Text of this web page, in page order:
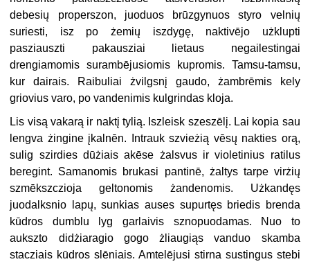
debesių properszon, juoduos brūzgynuos styro velnių
suriesti, isz po żemių iszdygę, naktivējo użklupti
pasziauszti pakausziai lietaus negailestingai
drengiamomis surambējusiomis kupromis. Tamsu-tamsu,
kur dairais. Raibuliai żvilgsnį gaudo, żambrēmis kely
griovius varo, po vandenimis kulgrindas kloja.
Lis visą vakarą ir naktį tylią. Iszleisk szeszēlį. Lai kopia sau
lengva żingine įkalnēn. Intrauk szvieżią vēsų nakties orą,
sulig szirdies dūżiais akēse żalsvus ir violetinius ratilus
beregint. Samanomis brukasi pantinē, żaltys tarpe virżių
szmēkszczioja geltonomis żandenomis. Użkandęs
juodalksnio lapų, sunkias auses supurtęs briedis brenda
kūdros dumblu lyg garlaivis sznopuodamas. Nuo to
aukszto didżiaragio gogo żliaugiąs vanduo skamba
stacziais kūdros slēniais. Amtelējusi stirna sustingus stebi